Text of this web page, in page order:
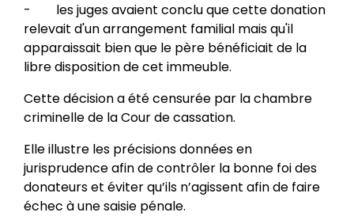
- les juges avaient conclu que cette donation
relevait d'un arrangement familial mais qu'il
apparaissait bien que le père bénéficiait de la
libre disposition de cet immeuble.
Cette décision a été censurée par la chambre
criminelle de la Cour de cassation.
Elle illustre les précisions données en
jurisprudence afin de contrôler la bonne foi des
donateurs et éviter qu’ils n’agissent afin de faire
échec à une saisie pénale.